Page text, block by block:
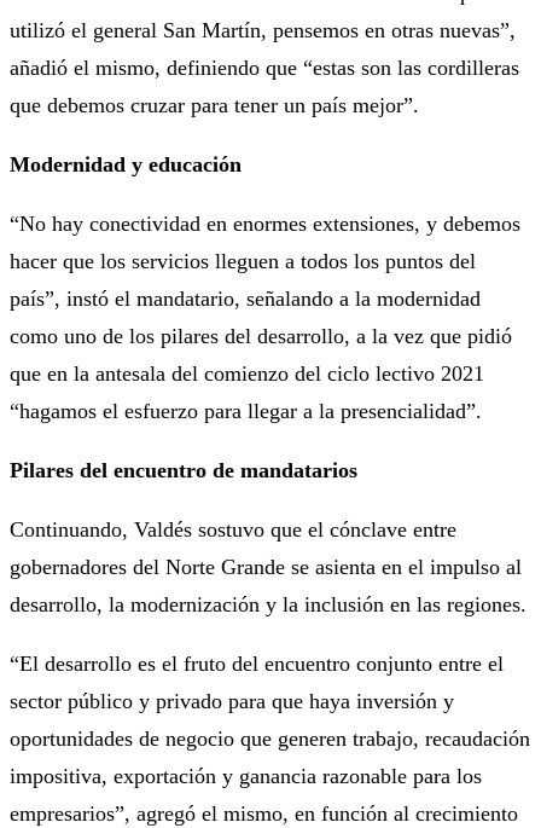
utilizó el general San Martín, pensemos en otras nuevas”,
añadió el mismo, definiendo que “estas son las cordilleras
que debemos cruzar para tener un país mejor”.
Modernidad y educación
“No hay conectividad en enormes extensiones, y debemos
hacer que los servicios lleguen a todos los puntos del
país”, instó el mandatario, señalando a la modernidad
como uno de los pilares del desarrollo, a la vez que pidió
que en la antesala del comienzo del ciclo lectivo 2021
“hagamos el esfuerzo para llegar a la presencialidad”.
Pilares del encuentro de mandatarios
Continuando, Valdés sostuvo que el cónclave entre
gobernadores del Norte Grande se asienta en el impulso al
desarrollo, la modernización y la inclusión en las regiones.
“El desarrollo es el fruto del encuentro conjunto entre el
sector público y privado para que haya inversión y
oportunidades de negocio que generen trabajo, recaudación
impositiva, exportación y ganancia razonable para los
empresarios”, agregó el mismo, en función al crecimiento